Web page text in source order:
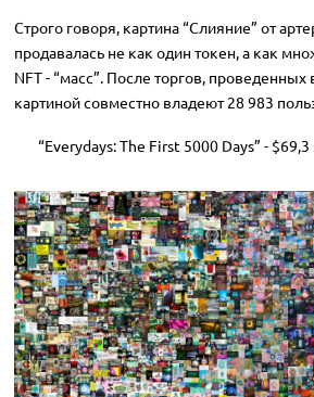
Строго говоря, картина “Слияние” от
продавалась не как один токен, а как
NFT - “масс”. После торгов, проведенных
картиной совместно владеют 28 983
“Everydays: The First 5000 Days” -